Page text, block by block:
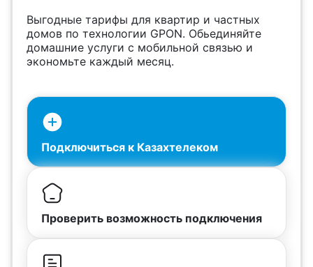
Новости
Выгодные тарифы для квартир и частных
домов по технологии GPON. Обьединяйте
домашние услуги с мобильной связью и
экономьте каждый месяц.
Подключиться к Казахтелеком
Проверить возможность подключения